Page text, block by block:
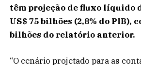
têm projeção de fluxo líquido
US$ 75 bilhões (2,8% do PIB),
bilhões do relatório anterior.
“O cenário projetado para as